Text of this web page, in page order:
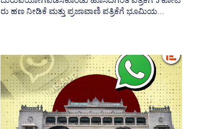
ರು ಹಣ ನೀಡಿಕೆ ಮತ್ತು ಪ್ರಜಾವಾಣಿ ಪತ್ರಿಕೆಗೆ ಭೂಮಿಯ...